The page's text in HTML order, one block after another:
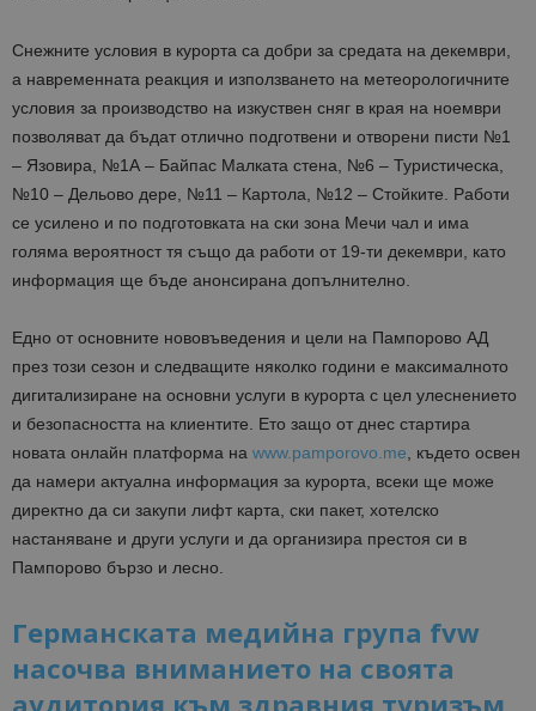
Снежните условия в курорта са добри за средата на декември,
а навременната реакция и използването на метеорологичните
условия за производство на изкуствен сняг в края на ноември
позволяват да бъдат отлично подготвени и отворени писти №1
– Язовира, №1А – Байпас Малката стена, №6 – Туристическа,
№10 – Дельово дере, №11 – Картола, №12 – Стойките. Работи
се усилено и по подготовката на ски зона Мечи чал и има
голяма вероятност тя също да работи от 19-ти декември, като
информация ще бъде анонсирана допълнително.
Едно от основните нововъведения и цели на Пампорово АД
през този сезон и следващите няколко години е максималното
дигитализиране на основни услуги в курорта с цел улеснението
и безопасността на клиентите. Ето защо от днес стартира
новата онлайн платформа на www.pamporovo.me, където освен
да намери актуална информация за курорта, всеки ще може
директно да си закупи лифт карта, ски пакет, хотелско
настаняване и други услуги и да организира престоя си в
Пампорово бързо и лесно.
Германската медийна група fvw
насочва вниманието на своята